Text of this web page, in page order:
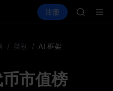
SPCX 理财 活
注册
ACE
/ 类别 / AI 框架
市值榜